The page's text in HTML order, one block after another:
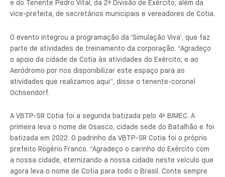
e do Tenente Pedro Vital, da 2ª Divisão de Exército, além da
vice-prefeita, de secretários municipais e vereadores de Cotia.
O evento integrou a programação da ‘Simulação Viva’, que faz
parte de atividades de treinamento da corporação. “Agradeço
o apoio da cidade de Cotia às atividades do Exército, e ao
Aeródromo por nos disponibilizar este espaço para as
atividades que realizamos aqui”, disse o tenente-coronel
Ochsendorf.
A VBTP-SR Cotia foi a segunda batizada pelo 4º BIMEC. A
primeira leva o nome de Osasco, cidade sede do Batalhão e foi
batizada em 2022. O padrinho da VBTP-SR Cotia foi o próprio
prefeito Rogério Franco. “Agradeço o carinho do Exército com
a nossa cidade, eternizando a nossa cidade neste veículo que
agora leva o nome de Cotia para todo o Brasil. Conte sempre